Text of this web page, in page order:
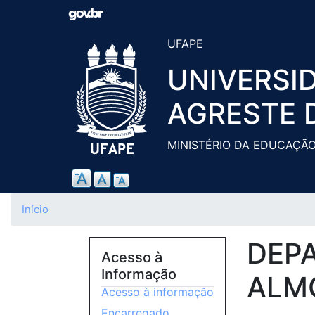
UFAPE
AGRESTE
MINISTÉRIO DA
Início
Acesso à
Informação
Acesso à informação